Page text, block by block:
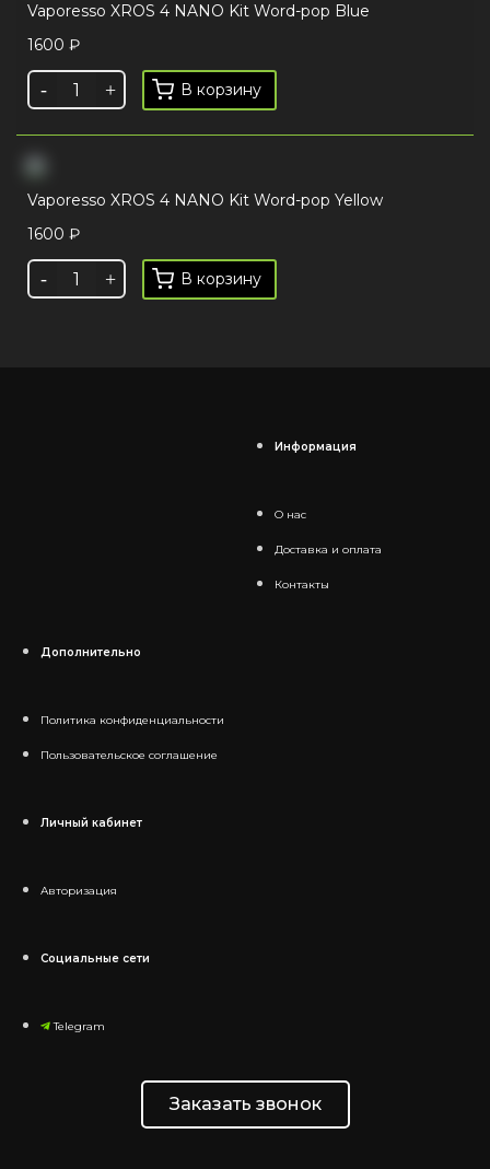
Vaporesso XROS 4 NANO Kit Word-pop Blue
1600 ₽
В корзину
Vaporesso XROS 4 NANO Kit Word-pop Yellow
1600 ₽
В корзину
Информация
О нас
Доставка и оплата
Контакты
Дополнительно
Политика конфиденциальности
Пользовательское соглашение
Личный кабинет
Авторизация
Социальные сети
Telegram
Заказать звонок